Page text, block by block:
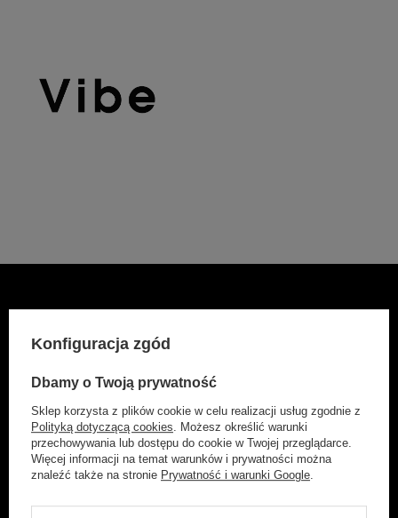
VIBE
Kolekcja Vibe to bestseller wśród produktów SAXX, z
szerokim wyborem wzorów. Bokserki te zapewniają
nie tylko doskonały komfort na co dzień, ale także
doskonałą oddychalność i miękkość. Z kolekcją Vibe
odkryjesz różnorodność stylów, które podkreślą Twój
indywidualny gust i sprawią, że każdy dzień stanie
Konfiguracja zgód
Dbamy o Twoją prywatność
Sklep korzysta z plików cookie w celu realizacji usług zgodnie z
Polityką dotyczącą cookies . Możesz określić warunki
przechowywania lub dostępu do cookie w Twojej przeglądarce.
Więcej informacji na temat warunków i prywatności można
znaleźć także na stronie Prywatność i warunki Google